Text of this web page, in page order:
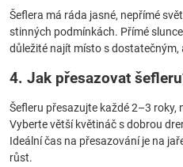
Šeflera má ráda jasné, nepřímé
stinných podmínkách. Přímé
důležité najít místo s dostatečným,
4. Jak přesazovat
Šefleru přesazujte každé 2–3 roky,
Vyberte větší květináč s dobrou
Ideální čas na přesazování je na
růst.